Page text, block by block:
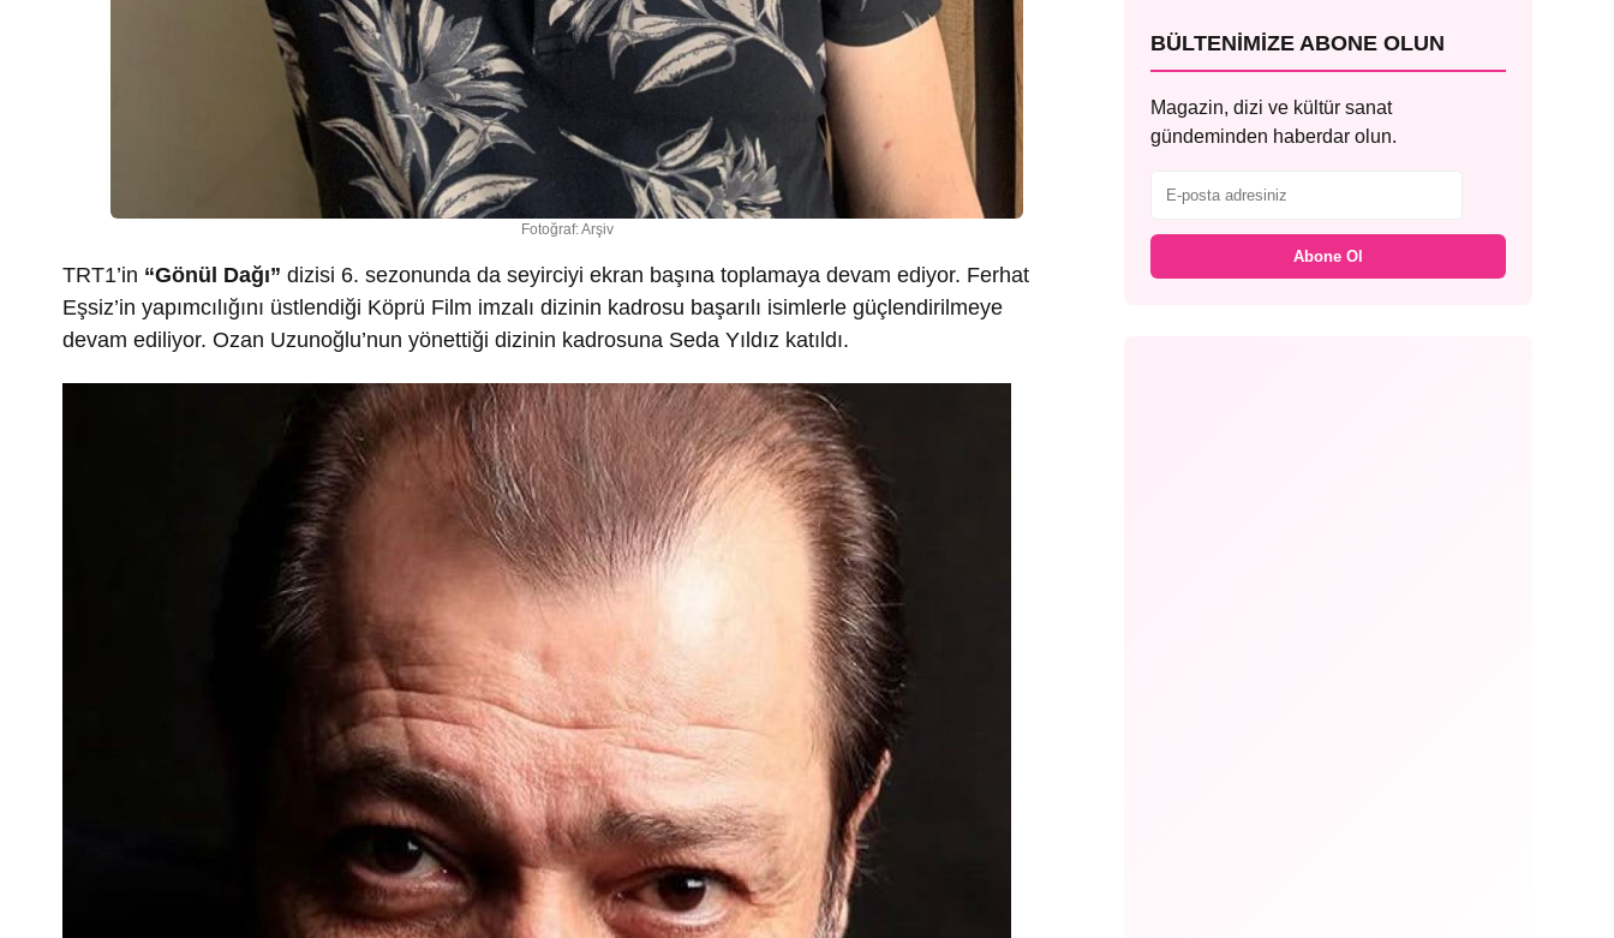
Fotoğraf: Arşiv
TRT1’in “Gönül Dağı” dizisi 6. sezonunda da seyirciyi ekran başına toplamaya devam ediyor. Ferhat
Eşsiz’in yapımcılığını üstlendiği Köprü Film imzalı dizinin kadrosu başarılı isimlerle güçlendirilmeye
devam ediliyor. Ozan Uzunoğlu’nun yönettiği dizinin kadrosuna Seda Yıldız katıldı.
BÜLTENIMIZE ABONE OLUN
Magazin, dizi ve kültür sanat
gündeminden haberdar olun.
Abone Ol